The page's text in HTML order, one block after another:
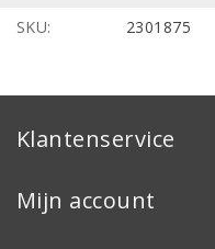
SKU:
2301875
Klantenservice
Mijn account